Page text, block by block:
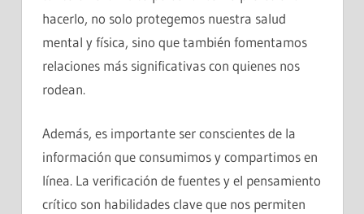
hacerlo, no solo protegemos nuestra salud
mental y física, sino que también fomentamos
relaciones más significativas con quienes nos
rodean.
Además, es importante ser conscientes de la
información que consumimos y compartimos en
línea. La verificación de fuentes y el pensamiento
crítico son habilidades clave que nos permiten